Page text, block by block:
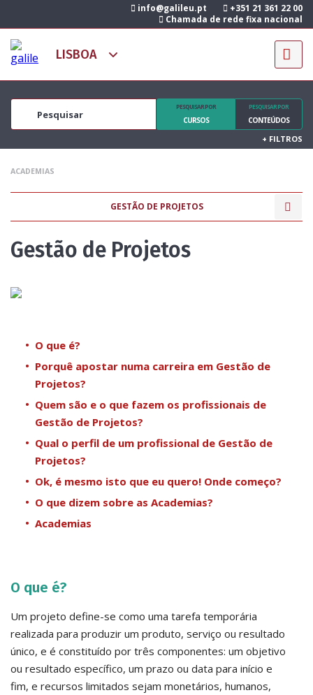
info@galileu.pt
+351 21 361 22 00
Chamada de rede fixa nacional
PESQUISAR POR
CURSOS
PESQUISAR POR
CONTEÚDOS
+ FILTROS
ACADEMIAS
GESTÃO DE PROJETOS
Gestão de Projetos
O que é?
Porquê apostar numa carreira em Gestão de
Projetos?
Quem são e o que fazem os profissionais de
Gestão de Projetos?
Qual o perfil de um profissional de Gestão de
Projetos?
Ok, é mesmo isto que eu quero! Onde começo?​​
O que dizem sobre as Academias?
Academias
O que é?
Um projeto define-se como uma tarefa temporária
realizada para produzir um produto, serviço ou resultado
único, e é constituído por três componentes: um objetivo
ou resultado específico, um prazo ou data para início e
fim, e recursos limitados sejam monetários, humanos,